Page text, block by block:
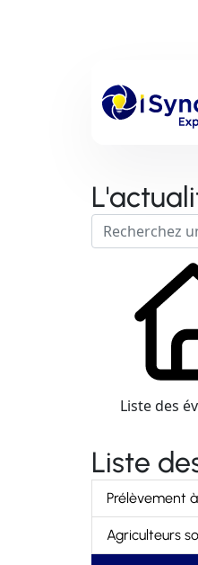
Liste des
Liste
Prélèvement
Agriculteurs